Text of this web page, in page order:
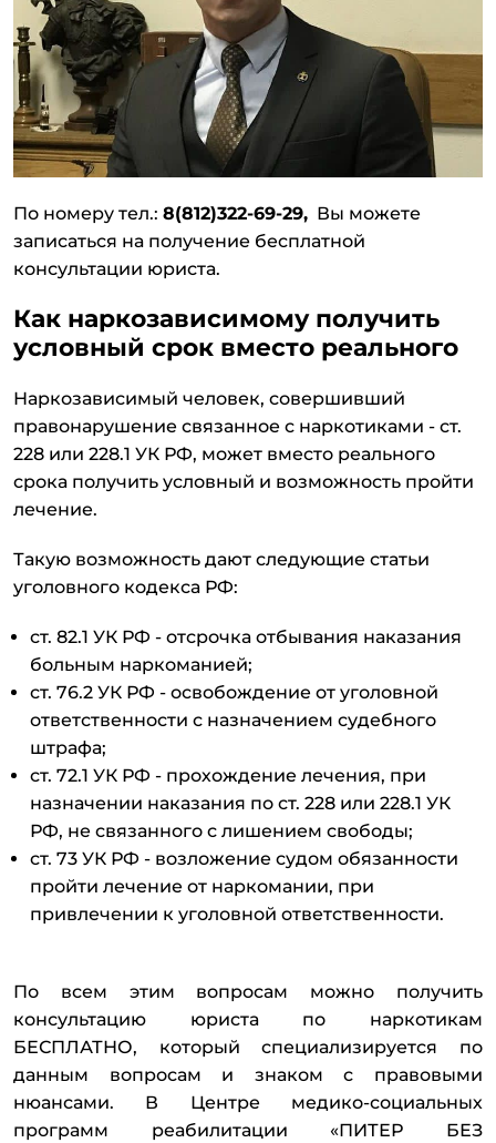
По номеру тел.: 8(812)322-69-29, Вы можете
записаться на получение бесплатной
консультации юриста.
Как наркозависимому получить
условный срок вместо реального
Наркозависимый человек, совершивший
правонарушение связанное с наркотиками - ст.
228 или 228.1 УК РФ, может вместо реального
срока получить условный и возможность пройти
лечение.
Такую возможность дают следующие статьи
уголовного кодекса РФ:
ст. 82.1 УК РФ - отсрочка отбывания наказания
больным наркоманией;
ст. 76.2 УК РФ - освобождение от уголовной
ответственности с назначением судебного
штрафа;
ст. 72.1 УК РФ - прохождение лечения, при
назначении наказания по ст. 228 или 228.1 УК
РФ, не связанного с лишением свободы;
ст. 73 УК РФ - возложение судом обязанности
пройти лечение от наркомании, при
привлечении к уголовной ответственности.
По всем этим вопросам можно получить
консультацию юриста по наркотикам
БЕСПЛАТНО, который специализируется по
данным вопросам и знаком с правовыми
нюансами. В Центре медико-социальных
программ реабилитации «ПИТЕР БЕЗ